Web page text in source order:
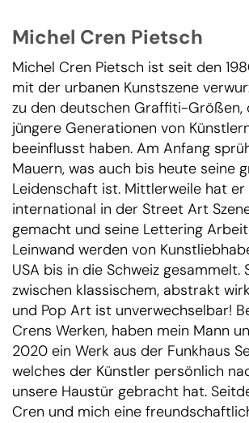
Michel Cren Pietsch
Michel Cren Pietsch ist seit den
mit der urbanen Kunstszene
zu den deutschen Graffiti-Größen,
jüngere Generationen von
beeinflusst haben. Am Anfang
Mauern, was auch bis heute seine
Leidenschaft ist. Mittlerweile hat er
international in der Street Art
gemacht und seine Lettering
Leinwand werden von
USA bis in die Schweiz gesammelt.
zwischen klassischem, abstrakt
und Pop Art ist unverwechselbar!
Crens Werken, haben mein Mann
2020 ein Werk aus der Funkhaus
welches der Künstler persönlich
unsere Haustür gebracht hat.
Cren und mich eine